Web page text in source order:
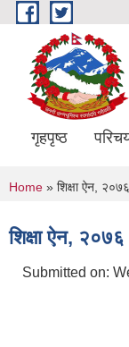
Skip to main content
गृहपृष्ठ
You are
Home » शिक्षा ऐन, २०७६
शिक्षा ऐन, २०७६
Submitted on: